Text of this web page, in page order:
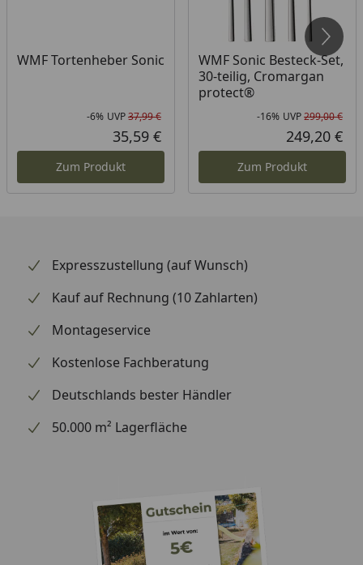
WMF Tortenheber Sonic
Rabatt in Prozent
-6%
Ursprünglicher Preis
UVP37,99 €
Aktueller Preis
35,59 €
Zum Produkt
WMF Sonic Besteck-Set,
30-teilig, Cromargan
protect®
-16% UVP299,00 €
249,20 €
Zum Produkt
Expresszustellung (auf Wunsch)
Kauf auf Rechnung (10 Zahlarten)
Montageservice
Kostenlose Fachberatung
Deutschlands bester Händler
50.000 m² Lagerfläche